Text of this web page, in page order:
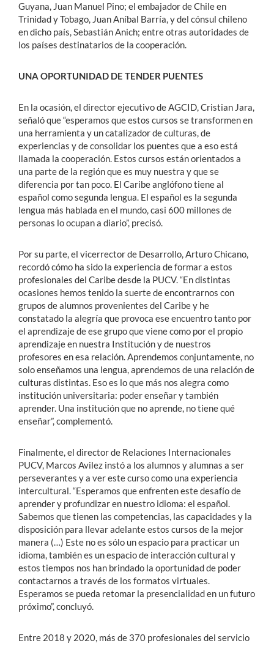
Guyana, Juan Manuel Pino; el embajador de Chile en
Trinidad y Tobago, Juan Aníbal Barría, y del cónsul chileno
en dicho país, Sebastián Anich; entre otras autoridades de
los países destinatarios de la cooperación.
UNA OPORTUNIDAD DE TENDER PUENTES
En la ocasión, el director ejecutivo de AGCID, Cristian Jara,
señaló que “esperamos que estos cursos se transformen en
una herramienta y un catalizador de culturas, de
experiencias y de consolidar los puentes que a eso está
llamada la cooperación. Estos cursos están orientados a
una parte de la región que es muy nuestra y que se
diferencia por tan poco. El Caribe anglófono tiene al
español como segunda lengua. El español es la segunda
lengua más hablada en el mundo, casi 600 millones de
personas lo ocupan a diario”, precisó.
Por su parte, el vicerrector de Desarrollo, Arturo Chicano,
recordó cómo ha sido la experiencia de formar a estos
profesionales del Caribe desde la PUCV. “En distintas
ocasiones hemos tenido la suerte de encontrarnos con
grupos de alumnos provenientes del Caribe y he
constatado la alegría que provoca ese encuentro tanto por
el aprendizaje de ese grupo que viene como por el propio
aprendizaje en nuestra Institución y de nuestros
profesores en esa relación. Aprendemos conjuntamente, no
solo enseñamos una lengua, aprendemos de una relación de
culturas distintas. Eso es lo que más nos alegra como
institución universitaria: poder enseñar y también
aprender. Una institución que no aprende, no tiene qué
enseñar”, complementó.
Finalmente, el director de Relaciones Internacionales
PUCV, Marcos Avilez instó a los alumnos y alumnas a ser
perseverantes y a ver este curso como una experiencia
intercultural. “Esperamos que enfrenten este desafío de
aprender y profundizar en nuestro idioma: el español.
Sabemos que tienen las competencias, las capacidades y la
disposición para llevar adelante estos cursos de la mejor
manera (…) Este no es sólo un espacio para practicar un
idioma, también es un espacio de interacción cultural y
estos tiempos nos han brindado la oportunidad de poder
contactarnos a través de los formatos virtuales.
Esperamos se pueda retomar la presencialidad en un futuro
próximo”, concluyó.
Entre 2018 y 2020, más de 370 profesionales del servicio